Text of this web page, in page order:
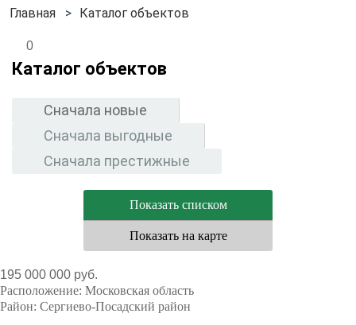
Каталог объектов
0
Каталог объектов
Сначала новые
Сначала выгодные
Сначала престижные
Показать списком
Показать на карте
195 000 000 руб.
Расположение: Московская область
Район: Сергиево-Посадский район